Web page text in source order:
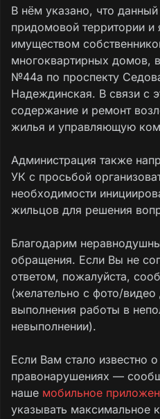
В нём указано, что данный
придомовой территории и
имуществом
многоквартирных домов,
№44а по проспекту
Надеждинская. В связи с
содержание и ремонт
жилья и управляющую
Администрация также
УК с просьбой
необходимости
жильцов для решения
Благодарим
обращения. Если Вы не
ответом, пожалуйста,
(желательно с фото/видео
выполнения работы в
невыполнении).
Если Вам стало известно
правонарушениях —
наше мобильное
указывать максимальное